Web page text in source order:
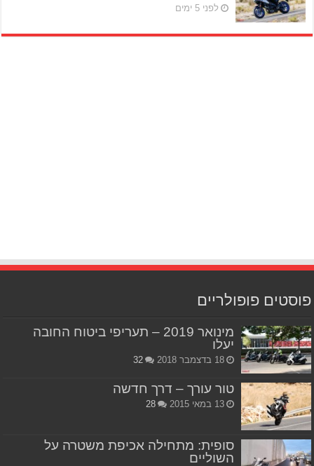
לפני 5 ימים
פוסטים פופולריים
מינואר 2019 – תעריפי ביטוח החובה
יעלו
18 בדצמבר 2018 32
טור עורך – דרך חדשה
13 במאי 2015 28
סופית: מתחילה אכיפת משטרה על
השוליים